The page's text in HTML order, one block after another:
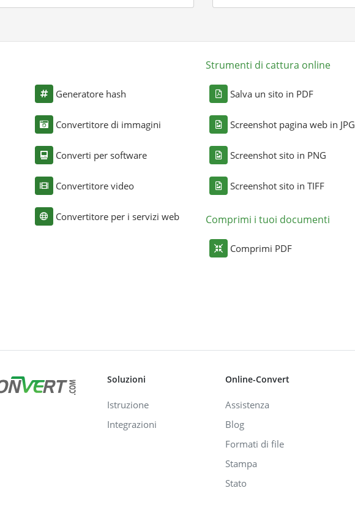
Generatore hash
Convertitore di immagini
Converti per software
Convertitore video
Convertitore per i servizi web
Strumenti di cattura online
Salva un sito in PDF
Screenshot pagina web in JPG
Screenshot sito in PNG
Screenshot sito in TIFF
Comprimi i tuoi documenti
Comprimi PDF
Soluzioni
Istruzione
Integrazioni
Online-Convert
Assistenza
Blog
Formati di file
Stampa
Stato